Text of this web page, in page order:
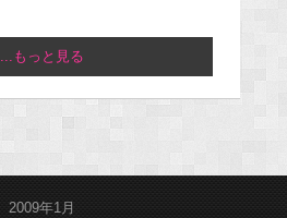
...もっと見る
2009年1月